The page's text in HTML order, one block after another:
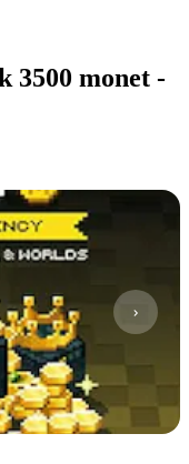
3500 monet -